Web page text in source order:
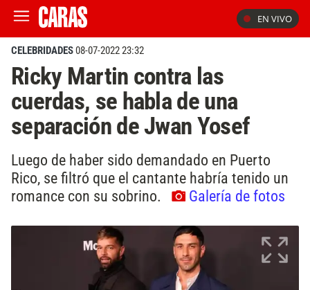
EN VIVO
CELEBRIDADES08-07-2022 23:32
Ricky Martin contra las
cuerdas, se habla de una
separación de Jwan Yosef
Luego de haber sido demandado en Puerto
Rico, se filtró que el cantante habría tenido un
romance con su sobrino.
Galería de fotos